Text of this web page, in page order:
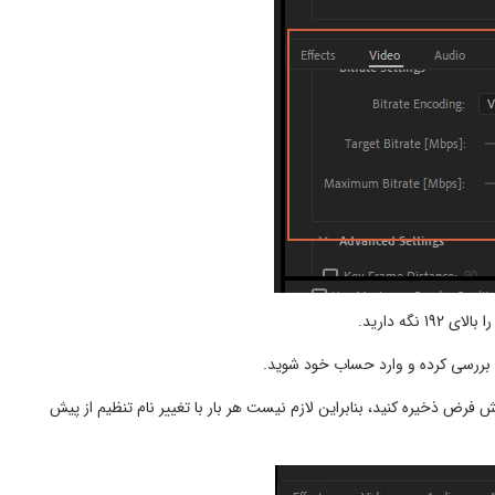
دارید.
بررسی کرده و وارد حساب خود شوید.
ذخیره کنید، بنابراین لازم نیست هر بار با تغییر نام تنظیم از پیش